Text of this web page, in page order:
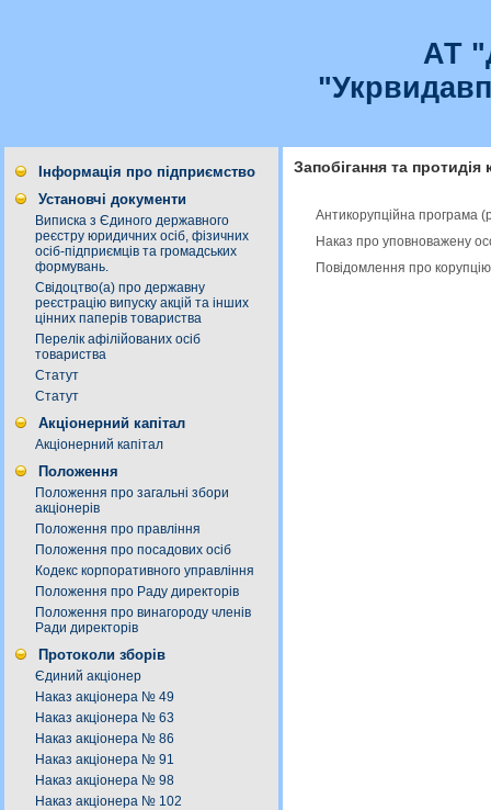
АТ
Інформація про підприємство
Установчі документи
Виписка з Єдиного державного
реєстру юридичних осіб, фізичних
осіб-підприємців та громадських
формувань.
Свідоцтво(а) про державну
реєстрацію випуску акцій та інших
цінних паперів товариства
Перелік афілійованих осіб
товариства
Статут
Статут
Акціонерний капітал
Акціонерний капітал
Положення
Положення про загальні збори
акціонерів
Положення про правління
Положення про посадових осіб
Кодекс корпоративного управління
Положення про Раду директорів
Положення про винагороду членів
Ради директорів
Протоколи зборів
Єдиний акціонер
Наказ акціонера № 49
Наказ акціонера № 63
Наказ акціонера № 86
Наказ акціонера № 91
Наказ акціонера № 98
Наказ акціонера № 102
Запобігання та протидія
Антикорупційна програма
Наказ про уповноважену
Повідомлення про